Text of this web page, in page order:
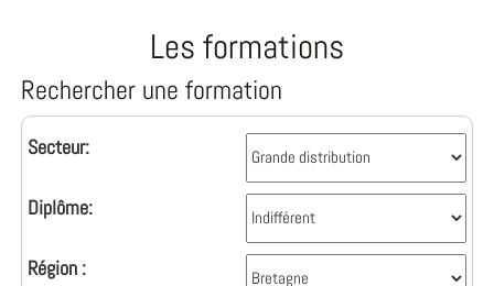
Les formations
Rechercher une formation
Secteur:
Diplôme:
Région :